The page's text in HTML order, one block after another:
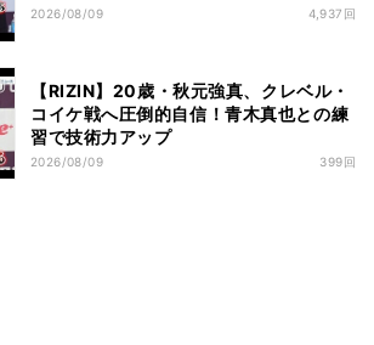
2026/08/09 4,937回
【RIZIN】20歳・秋元強真、クレベル・
コイケ戦へ圧倒的自信！青木真也との練
習で技術力アップ
2026/08/09 399回